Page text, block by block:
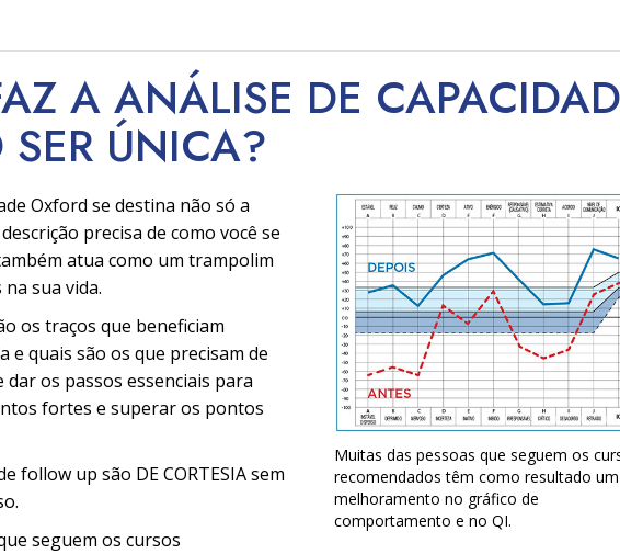
A ANÁLISE DE
ÚNICA?
Oxford se destina não só a
precisa de como você se
atua como um trampolim
sua vida.
os traços que beneficiam
e quais são os que precisam de
dar os passos essenciais para
fortes e superar os pontos
follow up são DE CORTESIA sem
seguem os cursos
Muitas das pessoas que seguem os
recomendados têm como resultado um
melhoramento no gráfico de
comportamento e no QI.